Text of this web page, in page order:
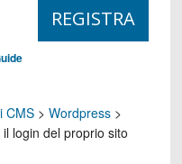
CMS> Wordpress>
login del proprio sito